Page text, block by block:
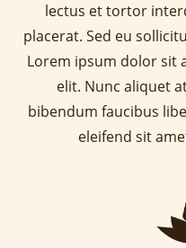
lectus et tortor
placerat. Sed eu
Lorem ipsum dolor sit
elit. Nunc aliquet
bibendum faucibus
eleifend sit